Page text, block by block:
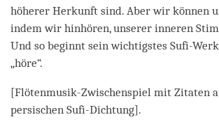
höherer Herkunft sind. Aber wir können
indem wir hinhören, unserer inneren
Und so beginnt sein wichtigstes Sufi-
„höre“.
[Flötenmusik-Zwischenspiel mit Zitaten
persischen Sufi-Dichtung].